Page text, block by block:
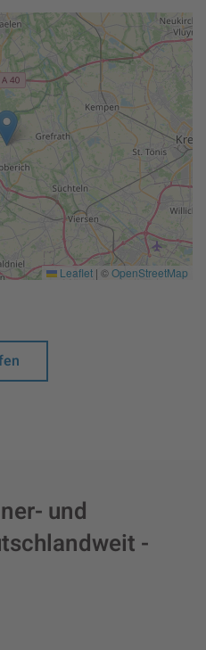
Leaflet | ©OpenStreetMap
und
-